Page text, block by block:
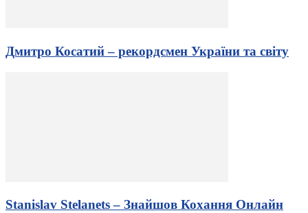
Дмитро Косатий – рекордсмен України та світу
Stanislav Stelanets – Знайшов Кохання Онлайн